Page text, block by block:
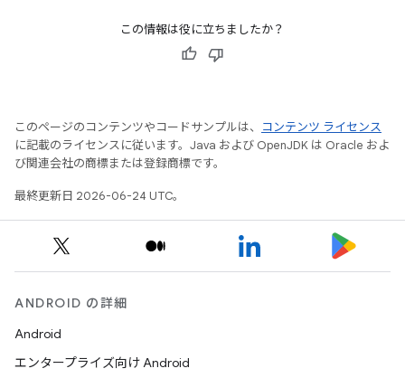
この情報は役に立ちましたか？
このページのコンテンツやコードサンプルは、
コンテンツ ライセンス
に記載のライセンスに従います。Java および OpenJDK は Oracle およ
び関連会社の商標または登録商標です。
最終更新日 2026-06-24 UTC。
ANDROID の詳細
Android
エンタープライズ向け Android